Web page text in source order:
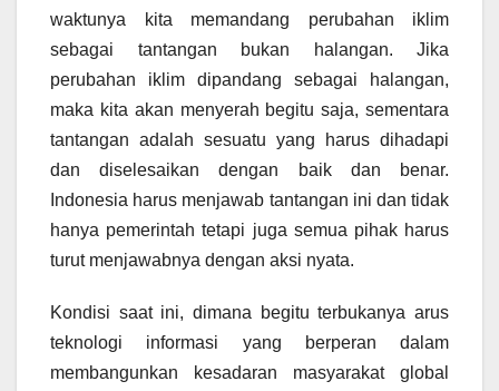
waktunya kita memandang perubahan iklim
sebagai tantangan bukan halangan. Jika
perubahan iklim dipandang sebagai halangan,
maka kita akan menyerah begitu saja, sementara
tantangan adalah sesuatu yang harus dihadapi
dan diselesaikan dengan baik dan benar.
Indonesia harus menjawab tantangan ini dan tidak
hanya pemerintah tetapi juga semua pihak harus
turut menjawabnya dengan aksi nyata.
Kondisi saat ini, dimana begitu terbukanya arus
teknologi informasi yang berperan dalam
membangunkan kesadaran masyarakat global